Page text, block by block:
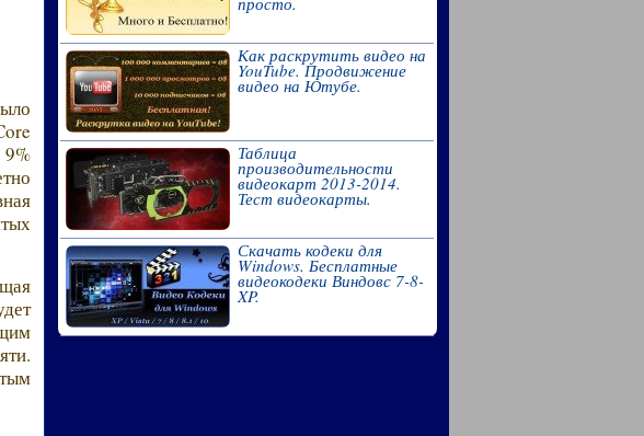
Как раскрутить видео на
YouTube. Продвижение
видео на Ютубе.
Таблица
производительности
видеокарт 2013-2014.
Тест видеокарты.
Скачать кодеки для
Windows. Бесплатные
видеокодеки Виндовс 7-8-
XP.